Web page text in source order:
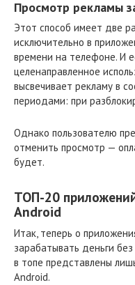
Просмотр рекламы
Этот способ имеет две
исключительно в
времени на телефоне. И
целенаправленное
высвечивает рекламу в
периодами: при
Однако пользователю
отменить просмотр —
будет.
ТОП-20
Android
Итак, теперь о
зарабатывать деньги
в топе представлены
Android.